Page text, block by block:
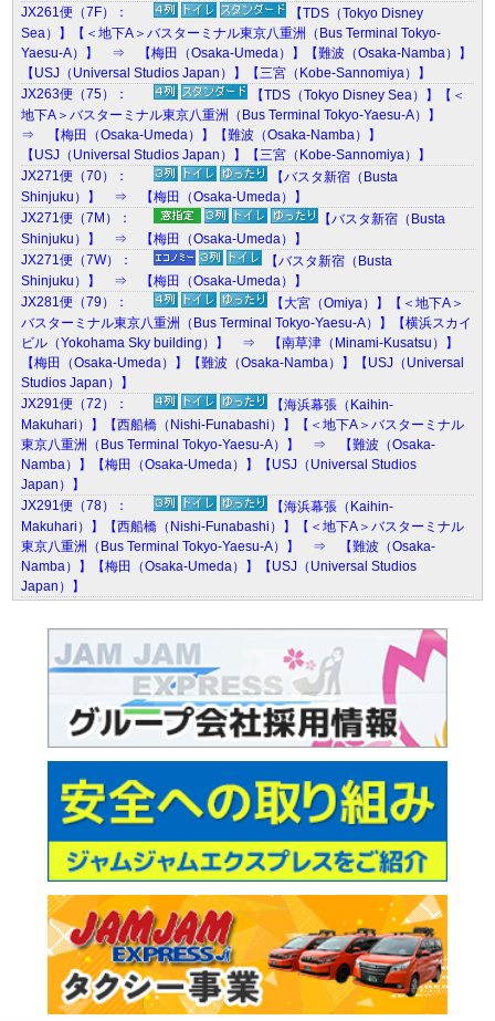
JX261便（7F）：
【TDS（Tokyo Disney
Sea）】【＜地下A＞バスターミナル東京八重洲（Bus Terminal Tokyo-
Yaesu-A）】 ⇒ 【梅田（Osaka-Umeda）】【難波（Osaka-Namba）】
【USJ（Universal Studios Japan）】【三宮（Kobe-Sannomiya）】
JX263便（75）：
【TDS（Tokyo Disney Sea）】【＜
地下A＞バスターミナル東京八重洲（Bus Terminal Tokyo-Yaesu-A）】
⇒ 【梅田（Osaka-Umeda）】【難波（Osaka-Namba）】
【USJ（Universal Studios Japan）】【三宮（Kobe-Sannomiya）】
JX271便（70）：
【バスタ新宿（Busta
Shinjuku）】 ⇒ 【梅田（Osaka-Umeda）】
JX271便（7M）：
【バスタ新宿（Busta
Shinjuku）】 ⇒ 【梅田（Osaka-Umeda）】
JX271便（7W）：
【バスタ新宿（Busta
Shinjuku）】 ⇒ 【梅田（Osaka-Umeda）】
JX281便（79）：
【大宮（Omiya）】【＜地下A＞
バスターミナル東京八重洲（Bus Terminal Tokyo-Yaesu-A）】【横浜スカイ
ビル（Yokohama Sky building）】 ⇒ 【南草津（Minami-Kusatsu）】
【梅田（Osaka-Umeda）】【難波（Osaka-Namba）】【USJ（Universal
Studios Japan）】
JX291便（72）：
【海浜幕張（Kaihin-
Makuhari）】【西船橋（Nishi-Funabashi）】【＜地下A＞バスターミナル
東京八重洲（Bus Terminal Tokyo-Yaesu-A）】 ⇒ 【難波（Osaka-
Namba）】【梅田（Osaka-Umeda）】【USJ（Universal Studios
Japan）】
JX291便（78）：
【海浜幕張（Kaihin-
Makuhari）】【西船橋（Nishi-Funabashi）】【＜地下A＞バスターミナル
東京八重洲（Bus Terminal Tokyo-Yaesu-A）】 ⇒ 【難波（Osaka-
Namba）】【梅田（Osaka-Umeda）】【USJ（Universal Studios
Japan）】